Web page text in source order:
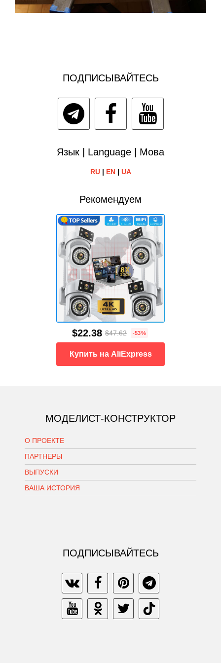
ПОДПИСЫВАЙТЕСЬ
Язык | Language | Мова
RU| EN| UA
Рекомендуем
$22.38 $47.62 -53%
Купить на AliExpress
МОДЕЛИСТ-КОНСТРУКТОР
О ПРОЕКТЕ
ПАРТНЕРЫ
ВЫПУСКИ
ВАША ИСТОРИЯ
ПОДПИСЫВАЙТЕСЬ